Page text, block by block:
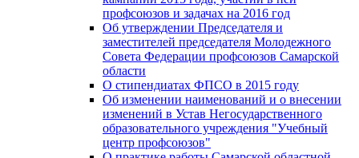
профсоюзов и задачах на 2016 год
Об утверждении Председателя и
заместителей председателя Молодежного
Совета Федерации профсоюзов Самарской
области
О стипендиатах ФПСО в 2015 году
Об изменении наименований и о внесении
изменений в Устав Негосударственного
образовательного учреждения "Учебный
центр профсоюзов"